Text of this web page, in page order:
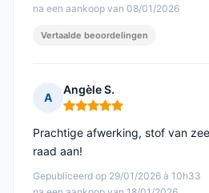
na een aankoop van 08/01/2026
Vertaalde beoordelingen
A
Angèle S.
Opmerking: 5 van 5
Gepubliceerd op 29/01/2026 à 10h33
Prachtige afwerking, stof van
raad aan!